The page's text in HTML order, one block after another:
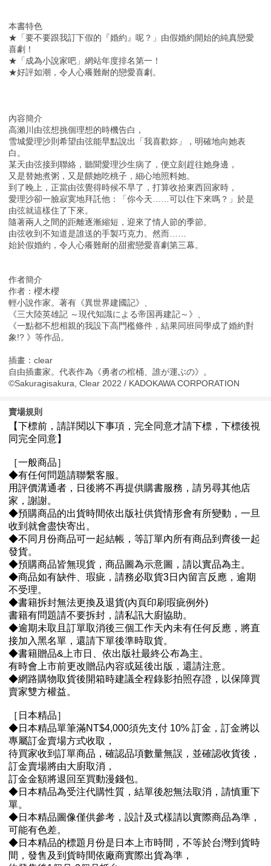
本書特色
★「要不要跟我訂下假的『婚約』呢？」由假婚約開始的純真戀愛
喜劇！
★「成為小說家吧」網站年度排名第一！
★好評如潮，令人心癢難耐的戀愛喜劇。
內容簡介
高瀨川由弦想挑個理想的時機告白，
雪城愛理沙則希望由弦能早點說出「我喜歡妳」，明確地向她表
白。
某天由弦接到聯絡，聽聞愛理沙生病了，便立刻趕往她身邊，
又是替她煮粥，又是餵她吃桃子，細心地照料她。
到了晚上，正當由弦覺得時候不早了，打算收拾東西回家時，
愛理沙卻一臉寂寞地拜託他：「你今天……可以住下來嗎？」於是
由弦就這樣住了下來。
隨著兩人之間的距離逐漸縮短，迎來了情人節的季節。
由弦收到不知道是誰送的手製巧克力。然而……
始於假婚約，令人心癢難耐的甜蜜戀愛喜劇第三幕。
作者簡介
作者：櫻木櫻
輕小說作家。著有《異世界建國記》、
《三大陸英雄記 ～現代知識による帝国再建記～》、
《一點都不想相親的我設下高門檻條件，結果同班同學成了婚約對
象!? 》等作品。
插畫：clear
自由插畫家。代表作為《勇者の棺桶、誰が運ぶの》。
©Sakuragisakura, Clear 2022 / KADOKAWA CORPORATION
賣場規則